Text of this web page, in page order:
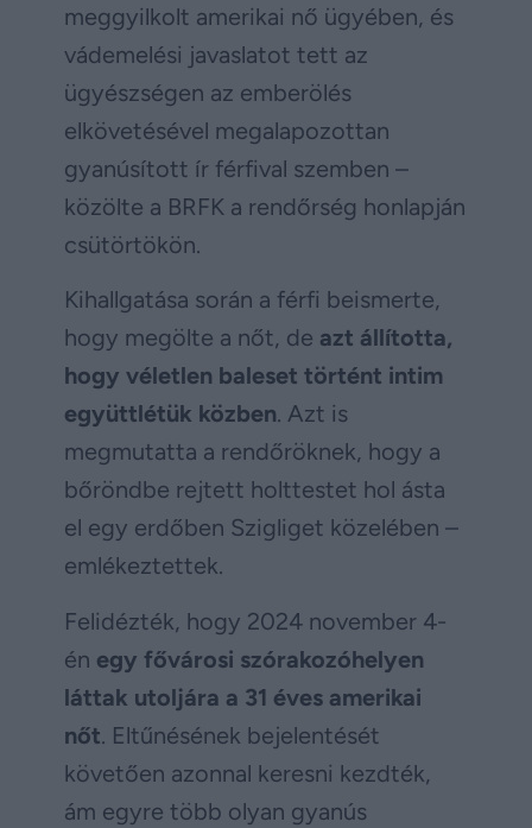
meggyilkolt amerikai nő ügyében, és
vádemelési javaslatot tett az
ügyészségen az emberölés
elkövetésével megalapozottan
gyanúsított ír férfival szemben –
közölte a BRFK a rendőrség honlapján
csütörtökön.
Kihallgatása során a férfi beismerte,
hogy megölte a nőt, de azt állította,
hogy véletlen baleset történt intim
együttlétük közben. Azt is
megmutatta a rendőröknek, hogy a
bőröndbe rejtett holttestet hol ásta
el egy erdőben Szigliget közelében –
emlékeztettek.
Felidézték, hogy 2024 november 4-
én egy fővárosi szórakozóhelyen
láttak utoljára a 31 éves amerikai
nőt. Eltűnésének bejelentését
követően azonnal keresni kezdték,
ám egyre több olyan gyanús